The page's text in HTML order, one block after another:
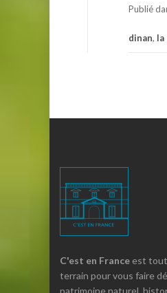
Publié
dinan, la
C'est en France est
terrain pour vous faire
patrimoine naturel,